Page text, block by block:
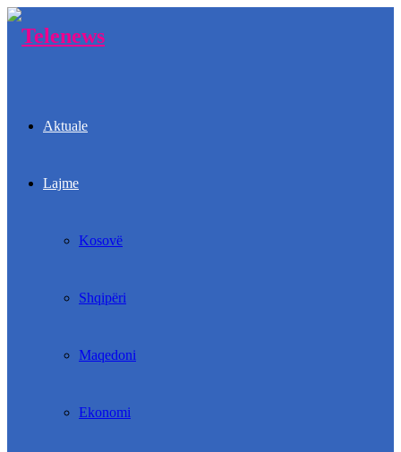
Aktuale
Lajme
Kosovë
Shqipëri
Maqedoni
Ekonomi